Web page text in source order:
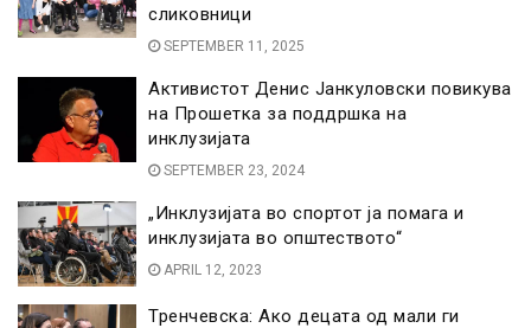
сликовници
SEPTEMBER 11, 2025
Активистот Денис Јанкуловски повикува
на Прошетка за поддршка на
инклузијата
SEPTEMBER 23, 2024
„Инклузијата во спортот ја помага и
инклузијата во општеството“
APRIL 12, 2023
Тренчевска: Ако децата од мали ги